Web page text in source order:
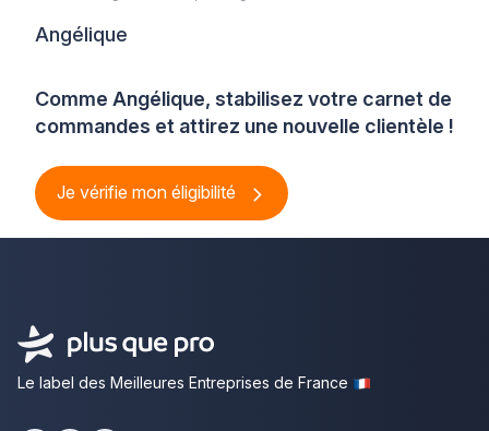
Comme Angélique, stabilisez votre carnet de
commandes et attirez une nouvelle clientèle !
Je vérifie mon éligibilité
Angélique
Le label des Meilleures Entreprises de France